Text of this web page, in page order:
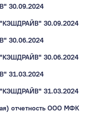
30.09.2024
30.09.2024
30.06.2024
30.06.2024
31.03.2024
31.03.2024
отчетность ООО МФК